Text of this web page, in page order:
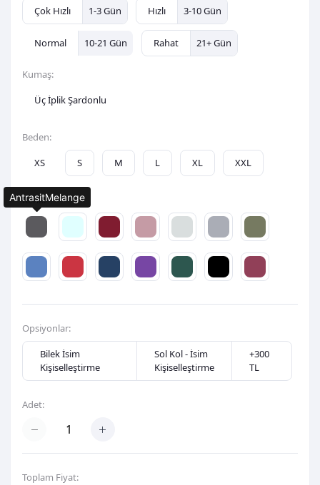
Çok Hızlı
1-3 Gün Hızlı 3-10 Gün
Normal 10-21 Gün Rahat 21+ Gün
Kumaş:
Üç İplik Şardonlu
Beden:
XS
S M L XL XXL
Renk:
Opsiyonlar:
Bilek İsim
Kişiselleştirme
Sol Kol - İsim
Kişiselleştirme
+300
TL
Adet:
Toplam Fiyat:
AntrasitMelange